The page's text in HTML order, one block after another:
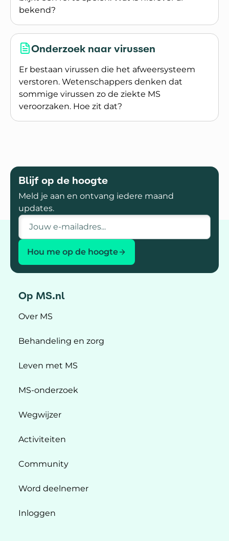
bekend?
Lees meer over Veroorzaakt het Epstein-Barr-
Onderzoek naar virussen
Er bestaan virussen die het afweersysteem
verstoren. Wetenschappers denken dat
sommige virussen zo de ziekte MS
veroorzaken. Hoe zit dat?
Lees meer over Onderzoek naar virussen
Blijf op de hoogte
Meld je aan en ontvang iedere maand
updates.
E-mailadres
Hou me op de hoogte
Op MS.nl
Over MS
Behandeling en zorg
Leven met MS
MS-onderzoek
Wegwijzer
Activiteiten
Community
Word deelnemer
Inloggen